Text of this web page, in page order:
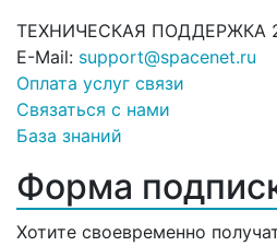
ТЕХНИЧЕСКАЯ ПОДДЕРЖКА
E-Mail: support@spacenet.ru
Оплата услуг связи
Связаться с нами
База знаний
Форма
Хотите своевременно